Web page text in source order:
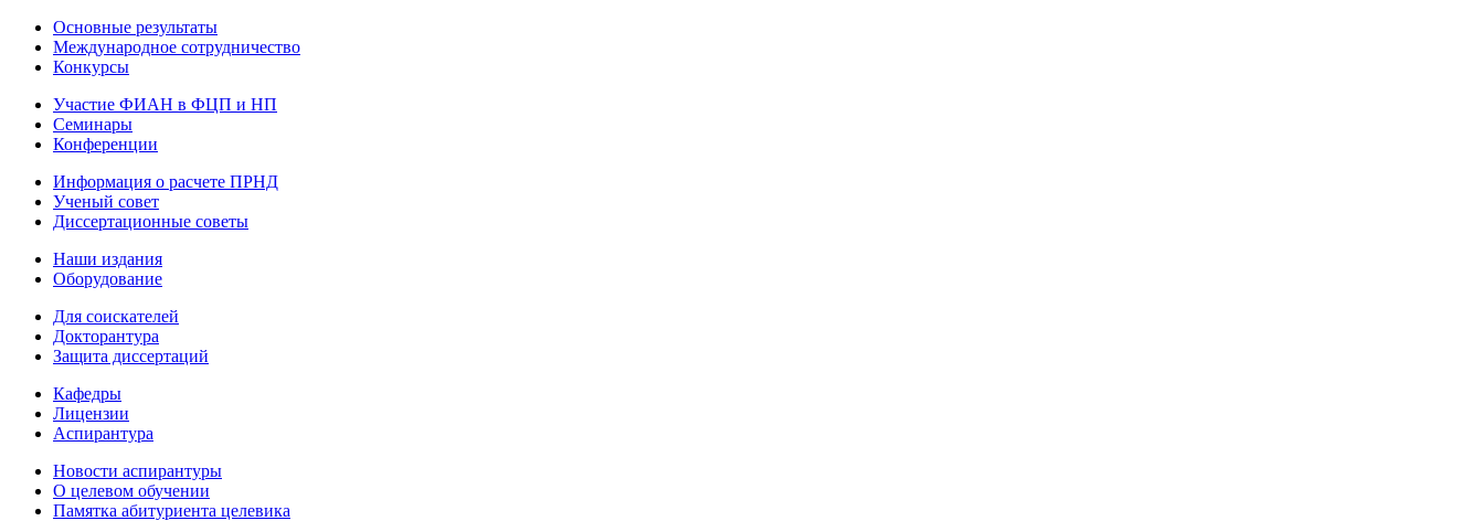
Основные результаты
Международное сотрудничество
Конкурсы
Участие ФИАН в ФЦП и НП
Семинары
Конференции
Информация о расчете ПРНД
Ученый совет
Диссертационные советы
Наши издания
Оборудование
Для соискателей
Докторантура
Защита диссертаций
Кафедры
Лицензии
Аспирантура
Новости аспирантуры
О целевом обучении
Памятка абитуриента целевика